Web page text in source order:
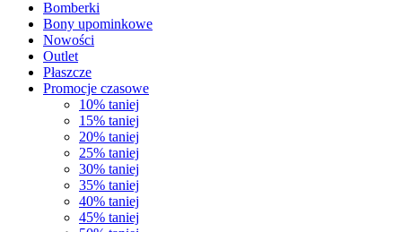
Bomberki
Bony upominkowe
Nowości
Outlet
Płaszcze
Promocje czasowe
10% taniej
15% taniej
20% taniej
25% taniej
30% taniej
35% taniej
40% taniej
45% taniej